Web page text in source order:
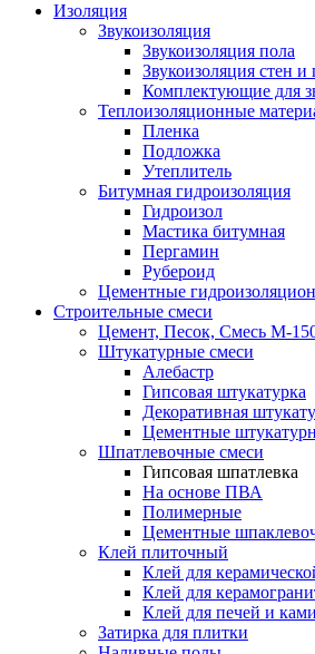
Изоляция
Звукоизоляция
Звукоизоляция пола
Звукоизоляция стен и
Комплектующие для
Теплоизоляционные
Пленка
Подложка
Утеплитель
Битумная гидроизоляция
Гидроизол
Мастика битумная
Пергамин
Рубероид
Цементные
Строительные смеси
Цемент, Песок, Смесь М-
Штукатурные смеси
Алебастр
Гипсовая штукатурка
Декоративная
Цементные
Шпатлевочные смеси
Гипсовая шпатлевка
На основе ПВА
Полимерные
Цементные
Клей плиточный
Клей для
Клей для
Клей для печей и
Затирка для плитки